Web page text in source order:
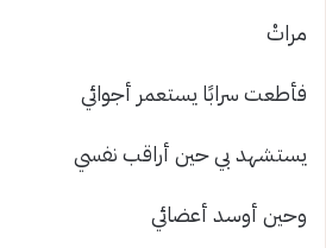
مراتْ
فأطعت سرابًا يستعمر أجوائي
يستشهد بي حين أراقب نفسي
وحين أوسد أعضائي